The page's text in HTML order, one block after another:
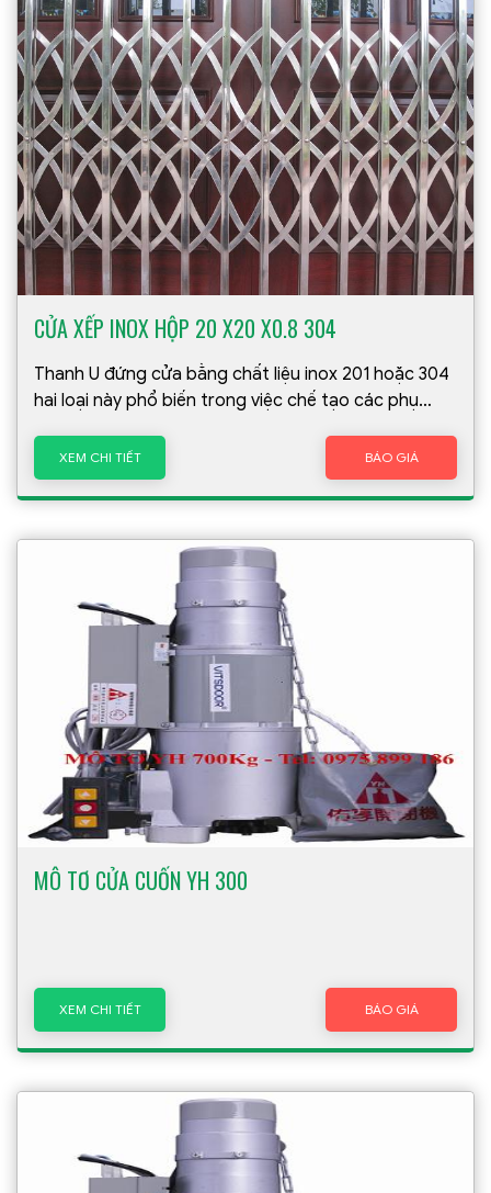
CỬA XẾP INOX HỘP 20 X20 X0.8 304
Thanh U đứng cửa bằng chất liệu inox 201 hoặc 304
hai loại này phổ biến trong việc chế tạo các phụ
2 loại khác nhau nên inox 304 có phần vượt trội hơn
inox 201 nên giá thành cao hơn
XEM CHI TIẾT BÁO GIÁ
MÔ TƠ CỬA CUỐN YH 300
XEM CHI TIẾT BÁO GIÁ